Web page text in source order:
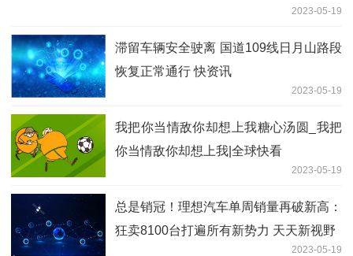
2023-05-19
滞留车辆安全驶离 国道109线日月山路段
恢复正常通行 快资讯
2023-05-19
我把你当情敌你却想上我糖心汤圆_我把
你当情敌你却想上我|全球快看
2023-05-19
总是销冠！理想汽车单周销量再破新高：
狂卖8100台打遍所有新势力 天天新视野
2023-05-19